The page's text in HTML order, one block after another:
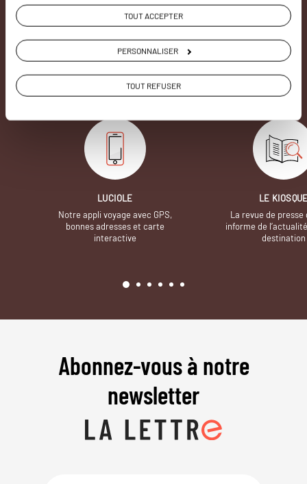
TOUT ACCEPTER
PERSONNALISER
TOUT REFUSER
Soyons honnête, nous ne sommes pas les seuls
à proposer des voyages sur mesure,
avons quelques atouts qui font
incontestablement la différence.
LUCIOLE
Notre appli voyage avec GPS,
bonnes adresses et carte
interactive
LE
La revue de presse
informe de
destination
Abonnez-vous à notre
newsletter